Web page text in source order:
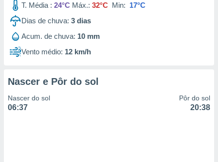
utilizar
criar
medir
da
T. Média : 24°C Máx.: 32°C Min: 17°C
Dias de chuva: 3 dias
Acum. de chuva: 10 mm
Vento médio: 12 km/h
Nascer e Pôr do sol
Nascer do sol
06:37
Pôr do sol
20:38